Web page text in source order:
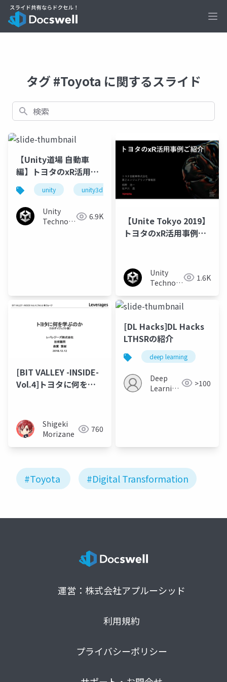
タグ #Toyota に関するスライド
検索
【Unity道場 自動車
編】トヨタのxR活用で
進める現場DXへの挑戦
～UnityとHoloLens 2
を用いて～
unity unity3d unity道場 unitydojo
Unity
Technologies 6.9K
【Unite Tokyo 2019】
トヨタのxR活用事例ご
Unity
Technologies 1.6K
[BIT VALLEY -INSIDE-
Vol.4]トヨタに何を学
Shigeki
Morizane
760
[DL Hacks]DL Hacks
LTHSRの紹介
deep learning
Deep
Learning
>100
#Toyota #Digital Transformation
運営：株式会社アプルーシッド
利用規約
プライバシーポリシー